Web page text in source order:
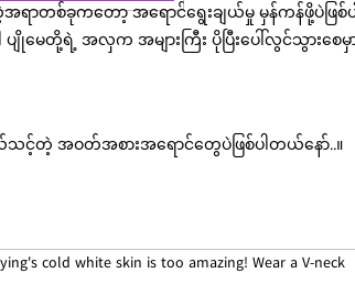
တစ်ခုကတော့ အရောင်ရွေးချယ်မှု မှန်ကန်ဖို့ပဲဖြစ်ပ
တို့ရဲ့ အလှက အများကြီး ပိုပြီးပေါ်လွင်သွားစေမှ
သင့်တဲ့ အဝတ်အစားအရောင်တွေပဲဖြစ်ပါတယ်နော်..။